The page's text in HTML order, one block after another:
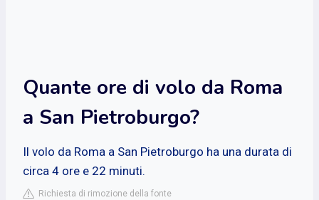
Quante ore di volo da Roma
a San Pietroburgo?
Il volo da Roma a San Pietroburgo ha una durata di
circa 4 ore e 22 minuti.
Richiesta di rimozione della fonte